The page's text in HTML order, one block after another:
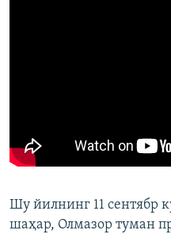
Шу йилнинг 11 сентябр
шаҳар, Олмазор туман